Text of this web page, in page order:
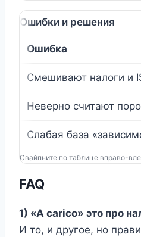
Ошибки и решения
Ошибка
Смешивают налоги и
Неверно считают
Слабая база
Свайпните по таблице вправо-
FAQ
1) «A carico» это про
И то, и другое, но